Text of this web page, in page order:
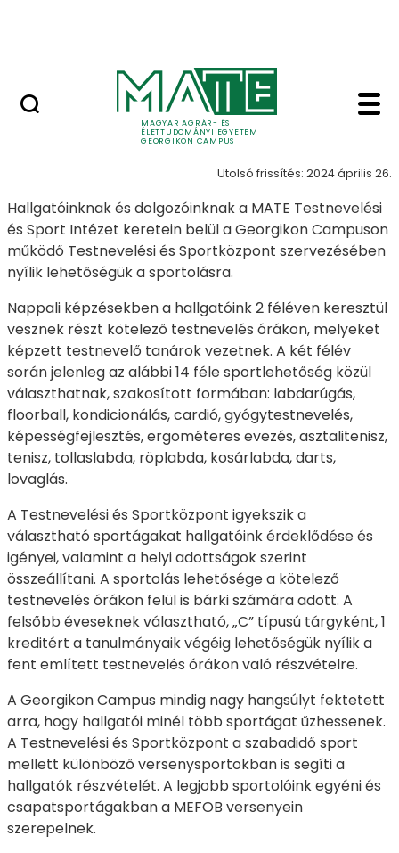
MAGYAR AGRÁR- ÉS
ÉLETTUDOMÁNYI EGYETEM
GEORGIKON CAMPUS
Sportélet -Sportélet
Utolsó frissítés: 2024 április 26.
Hallgatóinknak és dolgozóinknak a MATE Testnevelési
és Sport Intézet keretein belül a Georgikon Campuson
működő Testnevelési és Sportközpont szervezésében
nyílik lehetőségük a sportolásra.
Nappali képzésekben a hallgatóink 2 féléven keresztül
vesznek részt kötelező testnevelés órákon, melyeket
képzett testnevelő tanárok vezetnek. A két félév
során jelenleg az alábbi 14 féle sportlehetőség közül
választhatnak, szakosított formában: labdarúgás,
floorball, kondicionálás, cardió, gyógytestnevelés,
képességfejlesztés, ergométeres evezés, asztalitenisz,
tenisz, tollaslabda, röplabda, kosárlabda, darts,
lovaglás.
A Testnevelési és Sportközpont igyekszik a
választható sportágakat hallgatóink érdeklődése és
igényei, valamint a helyi adottságok szerint
összeállítani. A sportolás lehetősége a kötelező
testnevelés órákon felül is bárki számára adott. A
felsőbb éveseknek választható, „C” típusú tárgyként, 1
kreditért a tanulmányaik végéig lehetőségük nyílik a
fent említett testnevelés órákon való részvételre.
A Georgikon Campus mindig nagy hangsúlyt fektetett
arra, hogy hallgatói minél több sportágat űzhessenek.
A Testnevelési és Sportközpont a szabadidő sport
mellett különböző versenysportokban is segíti a
hallgatók részvételét. A legjobb sportolóink egyéni és
csapatsportágakban a MEFOB versenyein
szerepelnek.